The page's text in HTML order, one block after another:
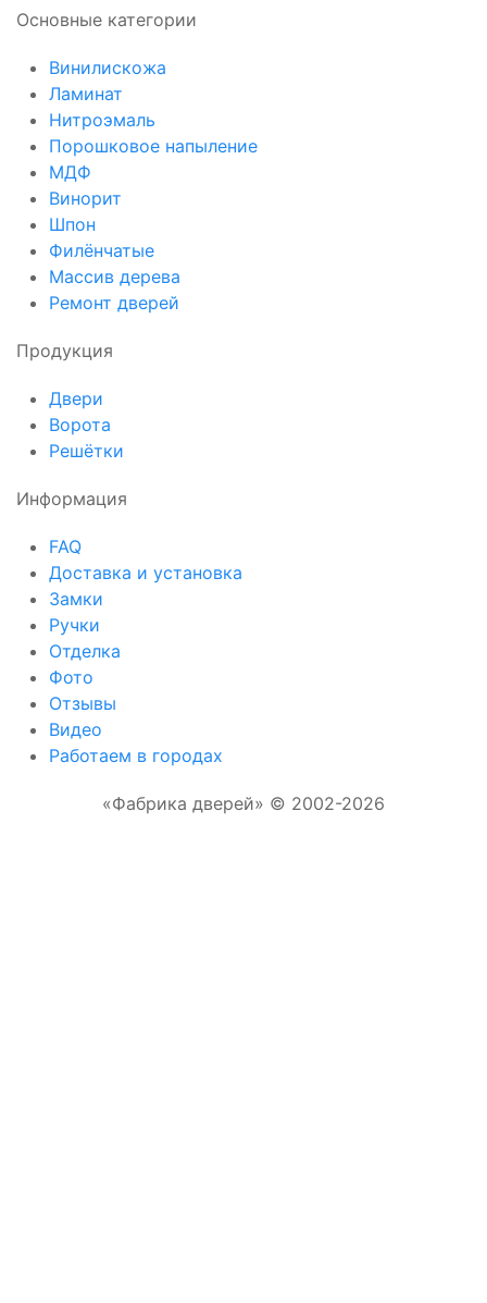
Основные категории
Винилискожа
Ламинат
Нитроэмаль
Порошковое напыление
МДФ
Винорит
Шпон
Филёнчатые
Массив дерева
Ремонт дверей
Продукция
Двери
Ворота
Решётки
Информация
FAQ
Доставка и установка
Замки
Ручки
Отделка
Фото
Отзывы
Видео
Работаем в городах
«Фабрика дверей» © 2002-2026